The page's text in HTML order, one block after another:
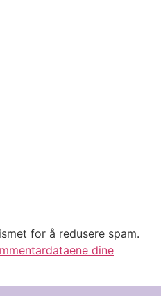
for å redusere spam.
dine